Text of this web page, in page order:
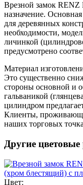
Врезной замок RENZ
назначение.
для деревянных
необходимости,
личинкой
предусмотрено
Материал
Это существенно
стороны основной и
гальваникой
цилиндром
Клиенты,
наших торговых
Другие
Цвет: